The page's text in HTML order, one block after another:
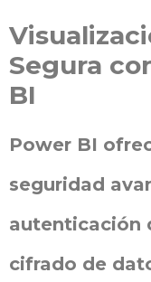
Segura
BI
Power BI
seguridad
autenticación
cifrado de